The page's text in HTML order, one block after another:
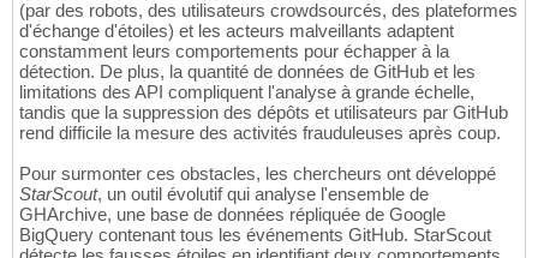
(par des robots, des utilisateurs crowdsourcés, des plateformes
d'échange d'étoiles) et les acteurs malveillants adaptent
constamment leurs comportements pour échapper à la
détection. De plus, la quantité de données de GitHub et les
limitations des API compliquent l'analyse à grande échelle,
tandis que la suppression des dépôts et utilisateurs par GitHub
rend difficile la mesure des activités frauduleuses après coup.
Pour surmonter ces obstacles, les chercheurs ont développé
StarScout, un outil évolutif qui analyse l'ensemble de
GHArchive, une base de données répliquée de Google
BigQuery contenant tous les événements GitHub. StarScout